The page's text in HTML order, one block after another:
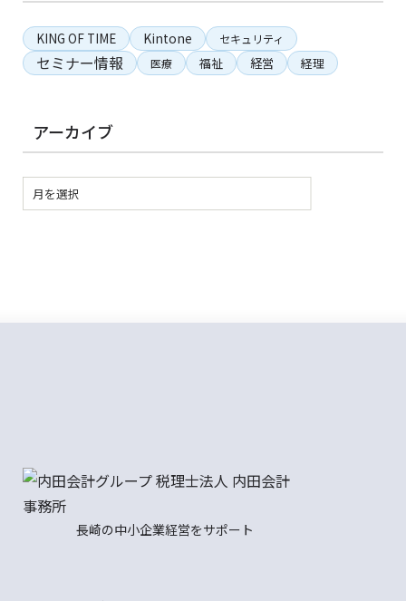
KING OF TIME Kintone セキュリティ
セミナー情報 医療 福祉 経営 経理
アーカイブ
長崎の中小企業経営をサポート